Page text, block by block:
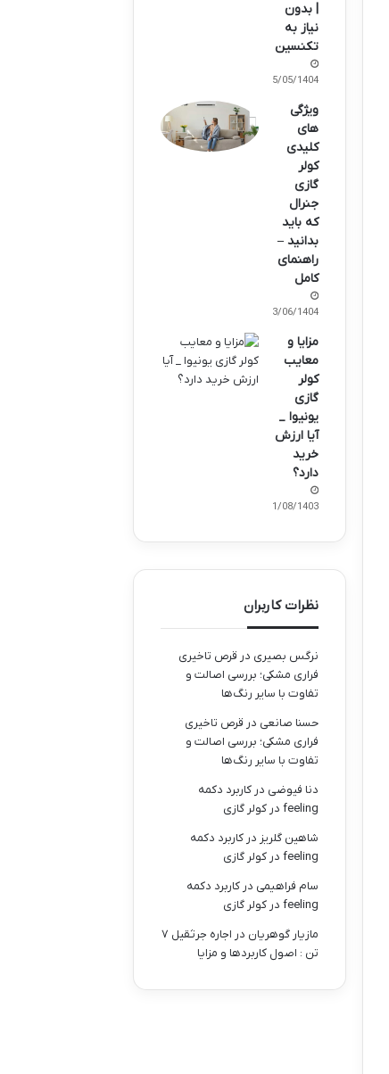
| بدون
نیاز به
تکنسین
25/05/1404
ویژگی
های
کلیدی
کولر
گازی
جنرال
که باید
بدانید –
راهنمای
کامل
03/06/1404
مزایا و
معایب
کولر
گازی
یونیوا _
آیا ارزش
خرید
دارد؟
21/08/1403
نظرات کاربران
نرگس بصیری در قرص تاخیری
فراری مشکی؛ بررسی اصالت و
تفاوت با سایر رنگ‌ها
حسنا صانعی در قرص تاخیری
فراری مشکی؛ بررسی اصالت و
تفاوت با سایر رنگ‌ها
دنا فیوضی در کاربرد دکمه
feeling در کولر گازی
شاهین گلریز در کاربرد دکمه
feeling در کولر گازی
سام فراهیمی در کاربرد دکمه
feeling در کولر گازی
مازیار گوهریان در
اجاره جرثقیل ۷
تن : اصول کاربردها و مزایا